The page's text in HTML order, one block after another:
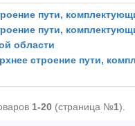
пути,
пути,
области
строение пути,
1-20 (страница №1).